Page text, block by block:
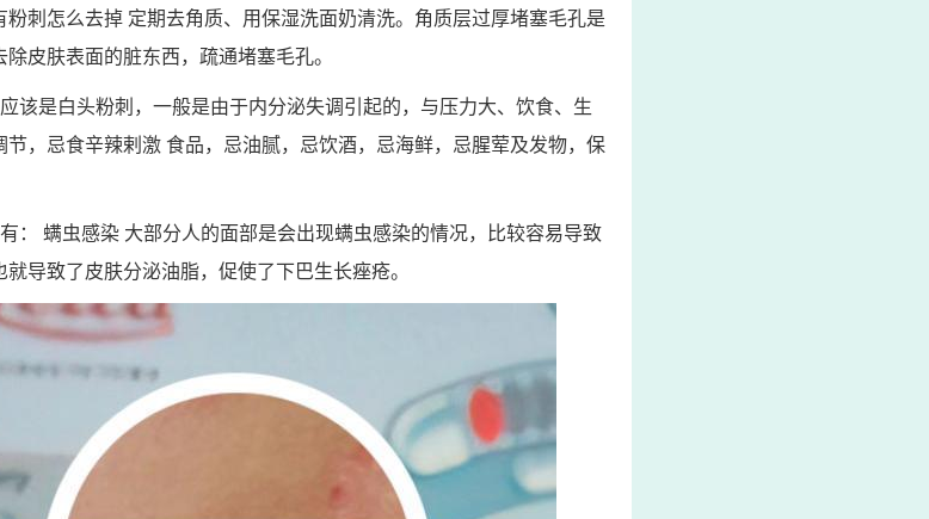
刺怎么去掉 定期去角质、用保湿洗面奶清洗。角质层过厚堵塞毛孔是
皮肤表面的脏东西，疏通堵塞毛孔。
该是白头粉刺，一般是由于内分泌失调引起的，与压力大、饮食、生
，忌食辛辣剌激 食品，忌油腻，忌饮酒，忌海鲜，忌腥荤及发物，保
： 螨虫感染 大部分人的面部是会出现螨虫感染的情况，比较容易导致
导致了皮肤分泌油脂，促使了下巴生长痤疮。